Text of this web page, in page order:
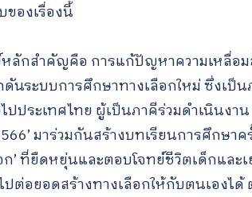
องเรื่องนี้
ลักสำคัญคือ การแก้ปัญหาความเหลื่อม
นระบบการศึกษาทางเลือกใหม่ ซึ่งเป็
ประเทศไทย ผู้เป็นภาคีร่วมดำเนินงาน
มาร่วมกันสร้างบทเรียนการศึกษา
’ ที่ยืดหยุ่นและตอบโจทย์ชีวิตเด็กและ
ต่อยอดสร้างทางเลือกให้กับตนเองได้